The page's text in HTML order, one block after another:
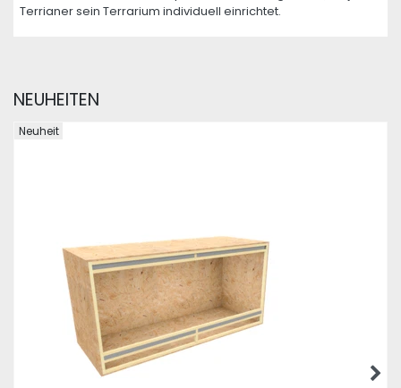
Terrianer sein Terrarium individuell einrichtet.
NEUHEITEN
Neuheit